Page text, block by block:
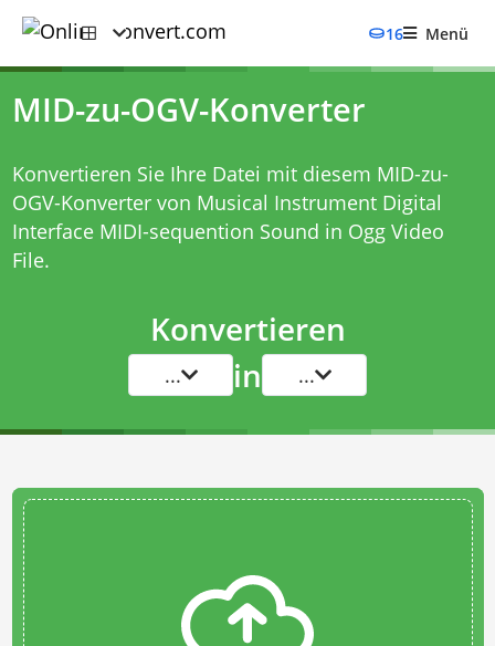
16 Menü
MID-zu-OGV-Konverter
Konvertieren Sie Ihre Datei mit diesem MID-zu-
OGV-Konvertervon Musical Instrument Digital
Interface MIDI-sequention Sound in Ogg Video
File.
Konvertieren
... in ...